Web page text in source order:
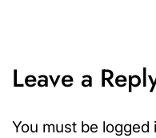
Leave a
You must be logged